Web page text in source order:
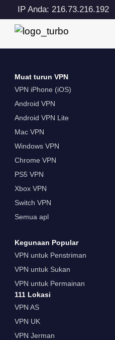
IP Anda: 216.73.216.192
Muat turun VPN
VPN iPhone (iOS)
Android VPN
Android VPN Lite
Mac VPN
Windows VPN
Chrome VPN
PS5 VPN
Xbox VPN
Switch VPN
Semua apl
Kegunaan Popular
VPN untuk Penstriman
VPN untuk Sukan
VPN untuk Permainan
111 Lokasi
VPN AS
VPN UK
VPN Jerman